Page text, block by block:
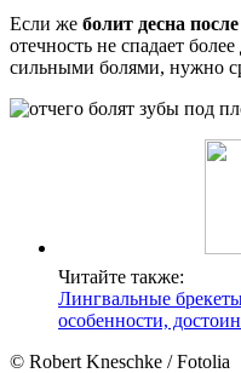
Если же болит десна
отечность не спадает
сильными болями, нужно
Читайте также:
Лингвальные
особенности,
© Robert Kneschke / Fotolia